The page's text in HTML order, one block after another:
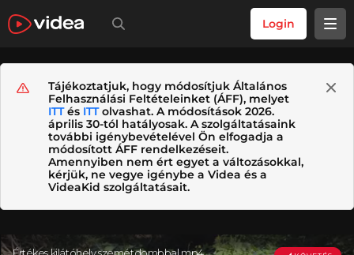
Login
Tájékoztatjuk, hogy módosítjuk Általános
Felhasználási Feltételeinket (ÁFF), melyet
ITTés ITTolvashat. A módosítások 2026.
április 30-tól hatályosak. A szolgáltatásaink
további igénybevételével Ön elfogadja a
módosított ÁFF rendelkezéseit.
Amennyiben nem ért egyet a változásokkal,
kérjük, ne vegye igénybe a Videa és a
VideaKid szolgáltatásait.